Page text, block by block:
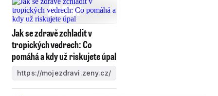
Jak se zdravě zchladit v
tropických vedrech: Co
pomáhá a kdy už riskujete úpal
https://mojezdravi.zeny.cz/